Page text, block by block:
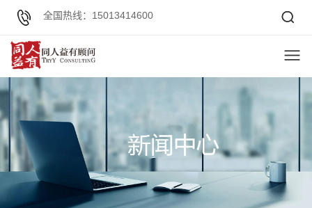
全国热线：15013414600